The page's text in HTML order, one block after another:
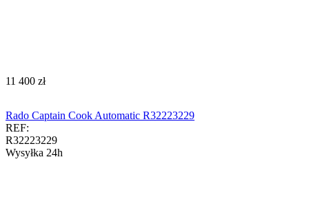
‍11 400‍ zł
Rado Captain Cook Automatic R32223229
REF:
R32223229
Wysyłka 24h